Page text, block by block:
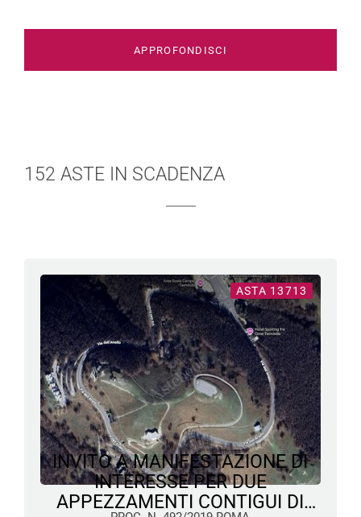
APPROFONDISCI
152 ASTE IN SCADENZA
ASTA 13713
INVITO A MANIFESTAZIONE DI
INTERESSE PER DUE
APPEZZAMENTI CONTIGUI DI